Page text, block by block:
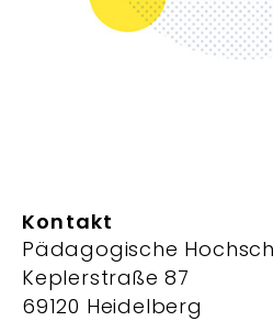
Kontakt
Pädagogische
Keplerstraße 87
69120 Heidelberg